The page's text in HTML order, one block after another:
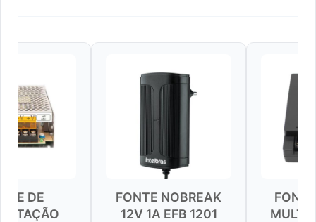
FONTE NOBREAK
12V 1A EFB 1201
FONTE 12.6V
MULTISSAIDA